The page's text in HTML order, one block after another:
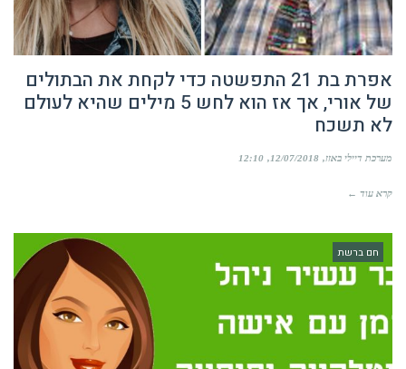
אפרת בת 21 התפשטה כדי לקחת את הבתולים
של אורי, אך אז הוא לחש 5 מילים שהיא לעולם
לא תשכח
מערכת דיילי באזז 12/07/2018
12:10
קרא עוד ←
חם ברשת